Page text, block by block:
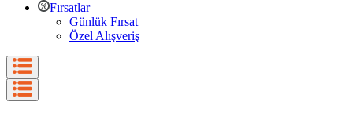
Fırsatlar
Günlük Fırsat
Özel Alışveriş